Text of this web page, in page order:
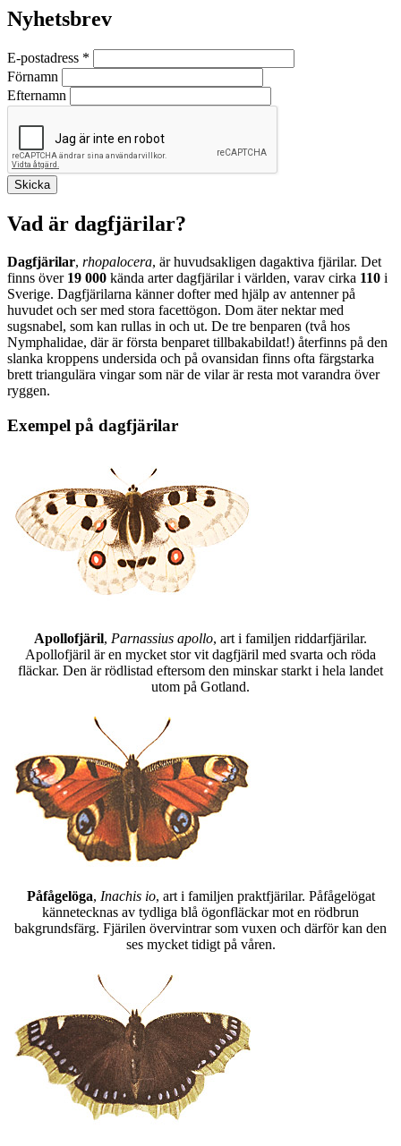
Nyhetsbrev
E-postadress *
Förnamn
Efternamn
Vad är dagfjärilar?
Dagfjärilar, rhopalocera, är huvudsakligen dagaktiva fjärilar. Det
finns över 19 000 kända arter dagfjärilar i världen, varav cirka 110 i
Sverige. Dagfjärilarna känner dofter med hjälp av antenner på
huvudet och ser med stora facettögon. Dom äter nektar med
sugsnabel, som kan rullas in och ut. De tre benparen (två hos
Nymphalidae, där är första benparet tillbakabildat!) återfinns på den
slanka kroppens undersida och på ovansidan finns ofta färgstarka
brett triangulära vingar som när de vilar är resta mot varandra över
ryggen.
Exempel på dagfjärilar
Apollofjäril, Parnassius apollo, art i familjen riddarfjärilar.
Apollofjäril är en mycket stor vit dagfjäril med svarta och röda
fläckar. Den är rödlistad eftersom den minskar starkt i hela landet
utom på Gotland.
Påfågelöga, Inachis io, art i familjen praktfjärilar. Påfågelögat
kännetecknas av tydliga blå ögonfläckar mot en rödbrun
bakgrundsfärg. Fjärilen övervintrar som vuxen och därför kan den
ses mycket tidigt på våren.